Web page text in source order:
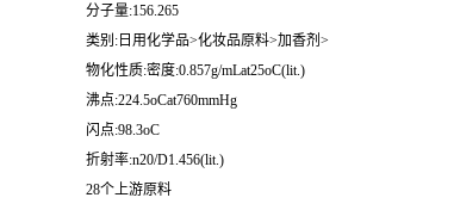
分子量:156.265
类别:日用化学品>化妆品原料>加香剂>
物化性质:密度:0.857g/mLat25oC(lit.)
沸点:224.5oCat760mmHg
闪点:98.3oC
折射率:n20/D1.456(lit.)
28个上游原料